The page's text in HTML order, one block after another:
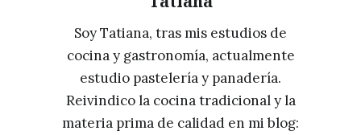
Soy Tatiana, tras mis estudios de
cocina y gastronomía, actualmente
estudio pastelería y panadería.
Reivindico la cocina tradicional y la
materia prima de calidad en mi blog: